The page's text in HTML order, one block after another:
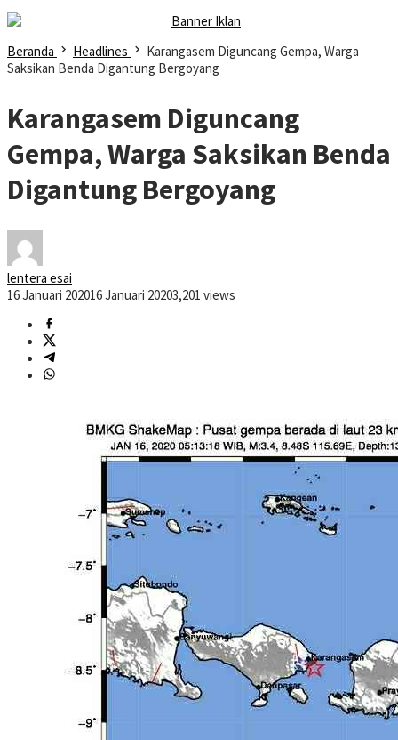
Beranda Headlines
Karangasem Diguncang Gempa, Warga
Saksikan Benda Digantung Bergoyang
Karangasem Diguncang
Gempa, Warga Saksikan Benda
Digantung Bergoyang
lentera esai
16 Januari 202016 Januari 20203,201 views